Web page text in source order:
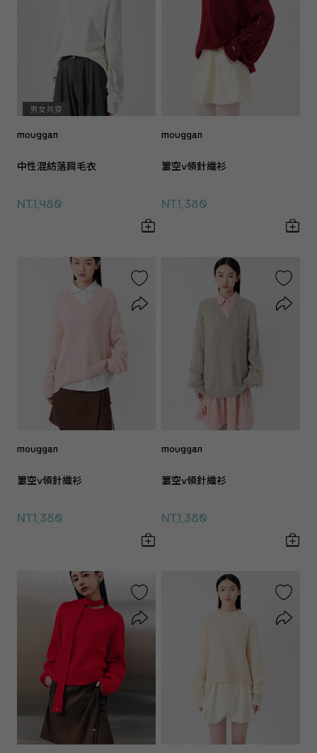
mouggan
中性混紡落肩毛衣
NT.1,480
mouggan
簍空v領針織衫
NT.1,380
mouggan
簍空v領針織衫
NT.1,380
mouggan
簍空v領針織衫
NT.1,380